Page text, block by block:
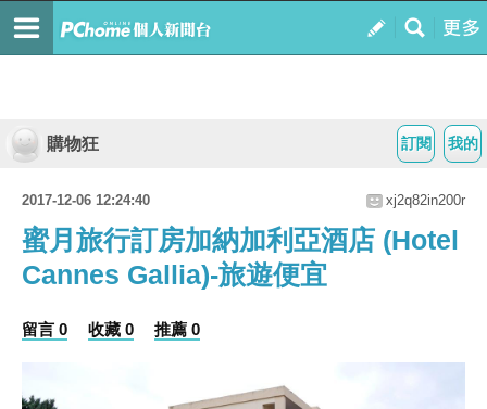
我的
訂閱
購物狂
2017-12-06 12:24:40 xj2q82in200r
蜜月旅行訂房加納加利亞酒店 (Hotel
Cannes Gallia)-旅遊便宜
留言 0 收藏 0 推薦 0